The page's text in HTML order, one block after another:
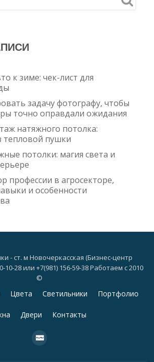
к зиме: чек-лист для
задачу фотографу, чтобы
точно оправдали ожидания
натяжного потолка:
тепловой пушки
потолки: магия света и
профессии в агросекторе,
и особенности
- ст. м Новочеркасская (Бизнес-центр
10-28 или +7(981) 156-59-38 Работаем с 2010
©
Цвета Светильники Портфолио
Двери Контакты
fa-
cc-